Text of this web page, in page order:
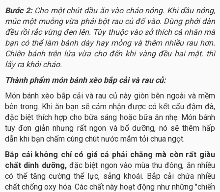
Bước 2:Cho một chút dầu ăn vào chảo nóng. Khi dầu nóng,
múc một muỗng vừa phải bột rau củ đổ vào. Dùng phới dàn
đều rồi rắc vừng đen lên. Tùy thuộc vào sở thích cá nhân mà
bạn có thể làm bánh dày hay mỏng và thêm nhiều rau hơn.
Chiên bánh trên lửa vừa cho đến khi vàng đều hai mặt. thì
lấy ra khỏi chảo.
Thành phẩm món bánh xèo bắp cải và rau củ:
Món bánh xèo bắp cải và rau củ này giòn bên ngoài và mềm
bên trong. Khi ăn bạn sẽ cảm nhận được có kết cấu đậm đà,
đặc biệt thích hợp cho bữa sáng hoặc bữa ăn nhẹ. Món bánh
tuy đơn giản nhưng rất ngon và bổ dưỡng, nó sẽ thêm hấp
dẫn khi bạn chấm cùng chút nước mắm tỏi chua ngọt.
Bắp cải không chỉ có giá cả phải chăng mà còn rất giàu
chất dinh dưỡng,đặc biệt ngon vào mùa thu đông, ăn nhiều
có thể tăng cường thể lực, sảng khoái. Bắp cải chứa nhiều
chất chống oxy hóa. Các chất này hoạt động như những "chiến